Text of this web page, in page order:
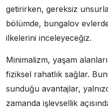
getirirken, gereksiz
bölümde, bungalov
ilkelerini inceleyeceğiz.
Minimalizm, yaşam
fiziksel rahatlık sağlar.
sunduğu avantajlar,
zamanda işlevsellik